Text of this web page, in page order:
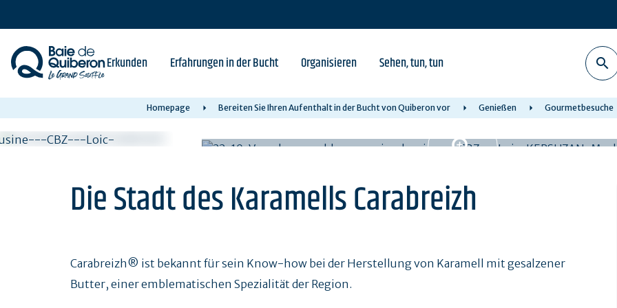
content
Erkunden Erfahrungen in der Bucht Organisieren Sehen, tun, tun
Homepage Bereiten Sie Ihren Aufenthalt in der Bucht von Quiberon vor Genießen Gourmetbesuche
Die Stadt des Karamells Carabreizh
Carabreizh® ist bekannt für sein Know-how bei der Herstellung von Karamell mit gesalzener
Butter, einer emblematischen Spezialität der Region.